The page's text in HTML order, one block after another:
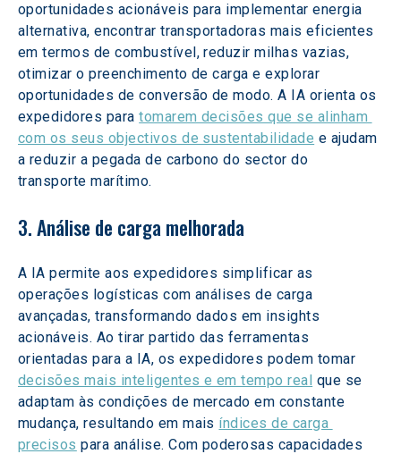
oportunidades acionáveis para implementar energia
alternativa, encontrar transportadoras mais eficientes
em termos de combustível, reduzir milhas vazias,
otimizar o preenchimento de carga e explorar
oportunidades de conversão de modo. A IA orienta os
expedidores para tomarem decisões que se alinham
com os seus objectivos de sustentabilidade e ajudam
a reduzir a pegada de carbono do sector do
transporte marítimo.
3. Análise de carga melhorada
A IA permite aos expedidores simplificar as
operações logísticas com análises de carga
avançadas, transformando dados em insights
acionáveis. Ao tirar partido das ferramentas
orientadas para a IA, os expedidores podem tomar
decisões mais inteligentes e em tempo real que se
adaptam às condições de mercado em constante
mudança, resultando em mais índices de carga
precisos para análise. Com poderosas capacidades